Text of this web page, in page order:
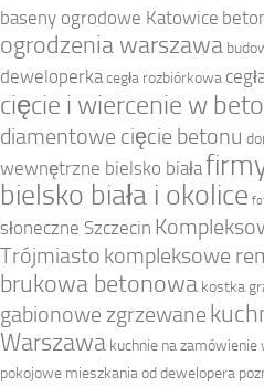
baseny ogrodowe Katowice
ogrodzenia warszawa
deweloperkacegła rozbiórkowa
cięcie i wiercenie w
diamentowe cięcie betonu
wewnętrzne bielsko biała
bielsko biała i okolice
słoneczne Szczecin
Trójmiasto kompleksowe
brukowa betonowa kostka
gabionowe zgrzewane
Warszawa kuchnie na
pokojowe mieszkania od dewelopera